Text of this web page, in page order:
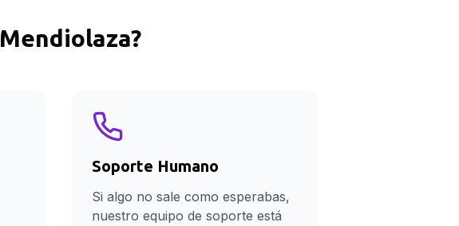
Mendiolaza?
Soporte Humano
Si algo no sale como esperabas,
nuestro equipo de soporte está